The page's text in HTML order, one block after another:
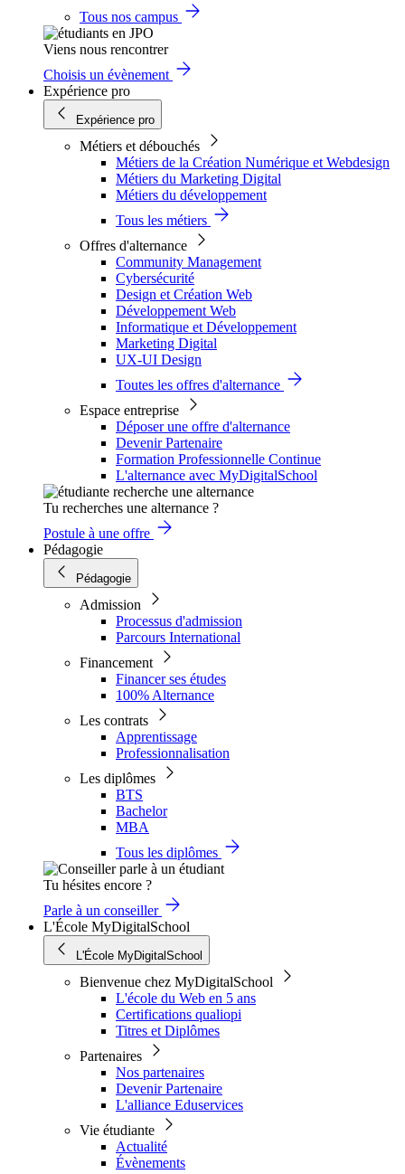
Tous nos campus
Viens nous rencontrer
Choisis un évènement
Expérience pro
Expérience pro
Métiers et débouchés
Métiers de la Création Numérique et Webdesign
Métiers du Marketing Digital
Métiers du développement
Tous les métiers
Offres d'alternance
Community Management
Cybersécurité
Design et Création Web
Développement Web
Informatique et Développement
Marketing Digital
UX-UI Design
Toutes les offres d'alternance
Espace entreprise
Déposer une offre d'alternance
Devenir Partenaire
Formation Professionnelle Continue
L'alternance avec MyDigitalSchool
Tu recherches une alternance ?
Postule à une offre
Pédagogie
Pédagogie
Admission
Processus d'admission
Parcours International
Financement
Financer ses études
100% Alternance
Les contrats
Apprentissage
Professionnalisation
Les diplômes
BTS
Bachelor
MBA
Tous les diplômes
Tu hésites encore ?
Parle à un conseiller
L'École MyDigitalSchool
L'École MyDigitalSchool
Bienvenue chez MyDigitalSchool
L'école du Web en 5 ans
Certifications qualiopi
Titres et Diplômes
Partenaires
Nos partenaires
Devenir Partenaire
L'alliance Eduservices
Vie étudiante
Actualité
Évènements